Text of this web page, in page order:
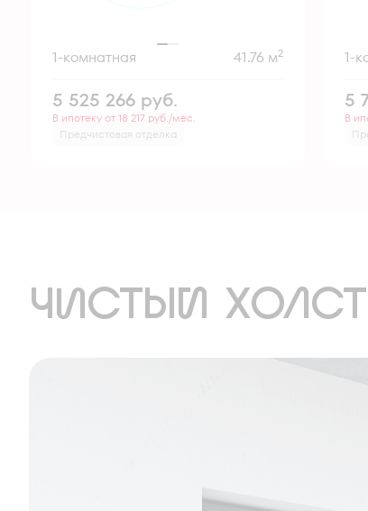
1-комнатная 41.76 м2
5 525 266 руб.
В ипотеку от 18 217 руб./мес.
Предчистовая отделка
1-
5
В
ЧИСТЫЙ ХОЛСТ